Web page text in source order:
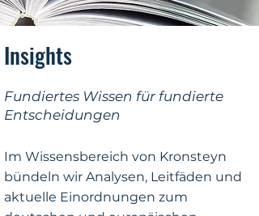
Insights
Fundiertes Wissen für fundierte
Entscheidungen
Im Wissensbereich von Kronsteyn
bündeln wir Analysen, Leitfäden und
aktuelle Einordnungen zum